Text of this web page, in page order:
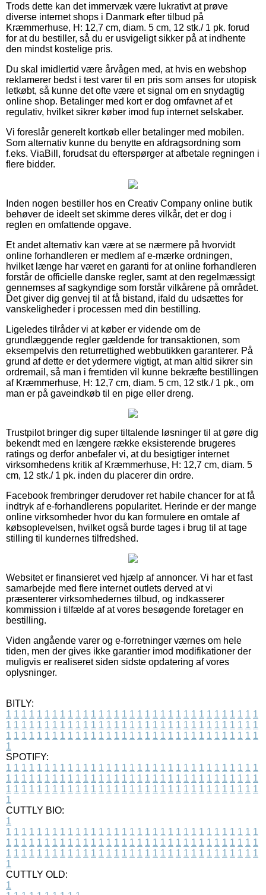
Trods dette kan det immervæk være lukrativt at prøve
diverse internet shops i Danmark efter tilbud på
Kræmmerhuse, H: 12,7 cm, diam. 5 cm, 12 stk./ 1 pk. forud
for at du bestiller, så du er usvigeligt sikker på at indhente
den mindst kostelige pris.
Du skal imidlertid være årvågen med, at hvis en webshop
reklamerer bedst i test varer til en pris som anses for utopisk
letkøbt, så kunne det ofte være et signal om en snydagtig
online shop. Betalinger med kort er dog omfavnet af et
regulativ, hvilket sikrer køber imod fup internet selskaber.
Vi foreslår generelt kortkøb eller betalinger med mobilen.
Som alternativ kunne du benytte en afdragsordning som
f.eks. ViaBill, forudsat du efterspørger at afbetale regningen i
flere bidder.
Inden nogen bestiller hos en Creativ Company online butik
behøver de ideelt set skimme deres vilkår, det er dog i
reglen en omfattende opgave.
Et andet alternativ kan være at se nærmere på hvorvidt
online forhandleren er medlem af e-mærke ordningen,
hvilket længe har været en garanti for at online forhandleren
forstår de officielle danske regler, samt at den regelmæssigt
gennemses af sagkyndige som forstår vilkårene på området.
Det giver dig genvej til at få bistand, ifald du udsættes for
vanskeligheder i processen med din bestilling.
Ligeledes tilråder vi at køber er vidende om de
grundlæggende regler gældende for transaktionen, som
eksempelvis den returrettighed webbutikken garanterer. På
grund af dette er det ydermere vigtigt, at man altid sikrer sin
ordremail, så man i fremtiden vil kunne bekræfte bestillingen
af Kræmmerhuse, H: 12,7 cm, diam. 5 cm, 12 stk./ 1 pk., om
man er på gaveindkøb til en pige eller dreng.
Trustpilot bringer dig super tiltalende løsninger til at gøre dig
bekendt med en længere række eksisterende brugeres
ratings og derfor anbefaler vi, at du besigtiger internet
virksomhedens kritik af Kræmmerhuse, H: 12,7 cm, diam. 5
cm, 12 stk./ 1 pk. inden du placerer din ordre.
Facebook frembringer derudover ret habile chancer for at få
indtryk af e-forhandlerens popularitet. Herinde er der mange
online virksomheder hvor du kan formulere en omtale af
købsoplevelsen, hvilket også burde tages i brug til at tage
stilling til kundernes tilfredshed.
Websitet er finansieret ved hjælp af annoncer. Vi har et fast
samarbejde med flere internet outlets derved at vi
præsenterer virksomhedernes tilbud, og indkasserer
kommission i tilfælde af at vores besøgende foretager en
bestilling.
Viden angående varer og e-forretninger værnes om hele
tiden, men der gives ikke garantier imod modifikationer der
muligvis er realiseret siden sidste opdatering af vores
oplysninger.
BITLY:
1 1 1 1 1 1 1 1 1 1 1 1 1 1 1 1 1 1 1 1 1 1 1 1 1 1 1 1 1 1 1 1 1
1 1 1 1 1 1 1 1 1 1 1 1 1 1 1 1 1 1 1 1 1 1 1 1 1 1 1 1 1 1 1 1 1
1 1 1 1 1 1 1 1 1 1 1 1 1 1 1 1 1 1 1 1 1 1 1 1 1 1 1 1 1 1 1 1 1
1
SPOTIFY:
1 1 1 1 1 1 1 1 1 1 1 1 1 1 1 1 1 1 1 1 1 1 1 1 1 1 1 1 1 1 1 1 1
1 1 1 1 1 1 1 1 1 1 1 1 1 1 1 1 1 1 1 1 1 1 1 1 1 1 1 1 1 1 1 1 1
1 1 1 1 1 1 1 1 1 1 1 1 1 1 1 1 1 1 1 1 1 1 1 1 1 1 1 1 1 1 1 1 1
1
CUTTLY BIO:
1
1 1 1 1 1 1 1 1 1 1 1 1 1 1 1 1 1 1 1 1 1 1 1 1 1 1 1 1 1 1 1 1 1
1 1 1 1 1 1 1 1 1 1 1 1 1 1 1 1 1 1 1 1 1 1 1 1 1 1 1 1 1 1 1 1 1
1 1 1 1 1 1 1 1 1 1 1 1 1 1 1 1 1 1 1 1 1 1 1 1 1 1 1 1 1 1 1 1 1
1
CUTTLY OLD:
1